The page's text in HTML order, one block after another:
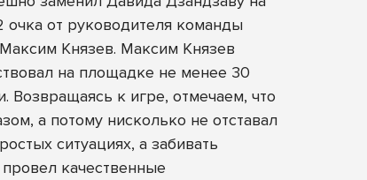
от руководителя команды
Князев. Максим Князев
на площадке не менее 30
Возвращаясь к игре, отмечаем, что
а потому нисколько не отставал
ситуациях, а забивать
качественные